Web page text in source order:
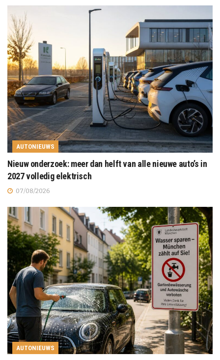
AUTONIEUWS
Nieuw onderzoek: meer dan helft van alle nieuwe auto’s in
2027 volledig elektrisch
07/08/2026
AUTONIEUWS